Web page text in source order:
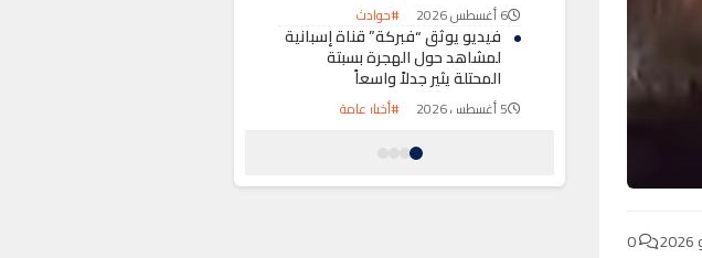
6 أغسطس 2026 #حوادث
فيديو يوثق “فبركة” قناة إسبانية
لمشاهد حول الهجرة بسبتة
المحتلة يثير جدلاً واسعاً
5 أغسطس 2026 #أخبار عامة
“فيفا” وتجدد الثقة في إنفانتينو